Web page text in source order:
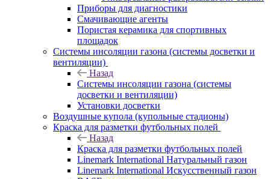
Приборы для диагностики
Смачивающие агенты
Пористая керамика для спортивных
площадок
Системы инсоляции газона (системы досветки и
вентиляции)
Назад
Системы инсоляции газона (системы
досветки и вентиляции)
Установки досветки
Воздушные купола (купольные стадионы)
Краска для разметки футбольных полей
Назад
Краска для разметки футбольных полей
Linemark International Натуральный газон
Linemark International Искусственный газон